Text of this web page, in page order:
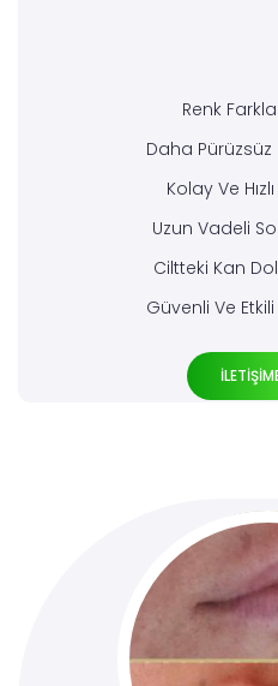
Renk
Daha Pürüzsüz
Kolay Ve
Uzun Vadeli
Ciltteki Kan
Güvenli Ve